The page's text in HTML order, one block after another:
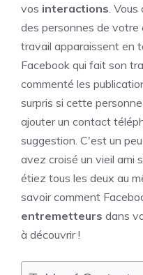
vos interactions. Vous
des personnes de votre
travail apparaissent en
Facebook qui fait son
commenté les
surpris si cette
ajouter un contact
suggestion. C'est un
avez croisé un vieil ami
étiez tous les deux au
savoir comment
entremetteurs dans
à découvrir !